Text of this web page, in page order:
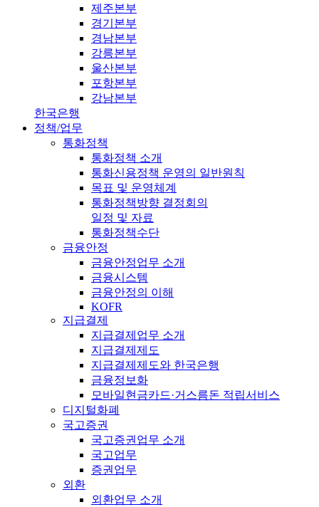
제주본부
경기본부
경남본부
강릉본부
울산본부
포항본부
강남본부
한국은행
정책/업무
통화정책
통화정책 소개
통화신용정책 운영의 일반원칙
목표 및 운영체계
통화정책방향 결정회의
일정 및 자료
통화정책수단
금융안정
금융안정업무 소개
금융시스템
금융안정의 이해
KOFR
지급결제
지급결제업무 소개
지급결제제도
지급결제제도와 한국은행
금융정보화
모바일현금카드·거스름돈 적립서비스
디지털화폐
국고증권
국고증권업무 소개
국고업무
증권업무
외환
외환업무 소개